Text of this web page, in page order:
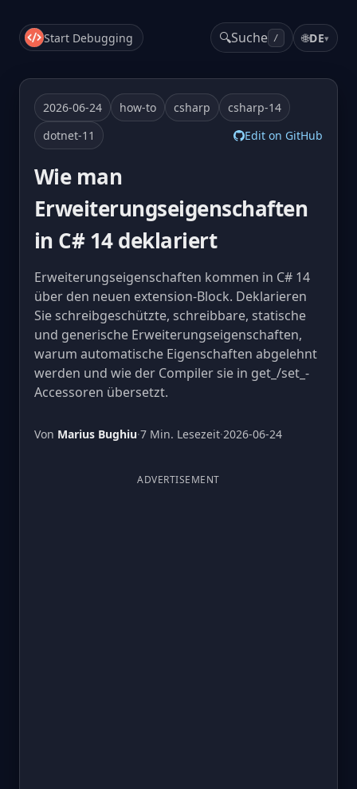
Start Debugging 🔍Suche / 🌐DE▾
2026-06-24 how-to csharp
csharp-14
dotnet-11
Edit on GitHub
Wie man
Erweiterungseigenschaften
in C# 14 deklariert
Erweiterungseigenschaften kommen in C# 14
über den neuen extension-Block. Deklarieren
Sie schreibgeschützte, schreibbare, statische
und generische Erweiterungseigenschaften,
warum automatische Eigenschaften abgelehnt
werden und wie der Compiler sie in get_/set_-
Accessoren übersetzt.
Von Marius Bughiu·7 Min. Lesezeit·2026-06-24
ADVERTISEMENT